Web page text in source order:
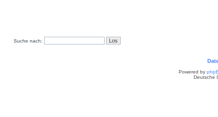
Suche nach:
Powered by
Deutsche